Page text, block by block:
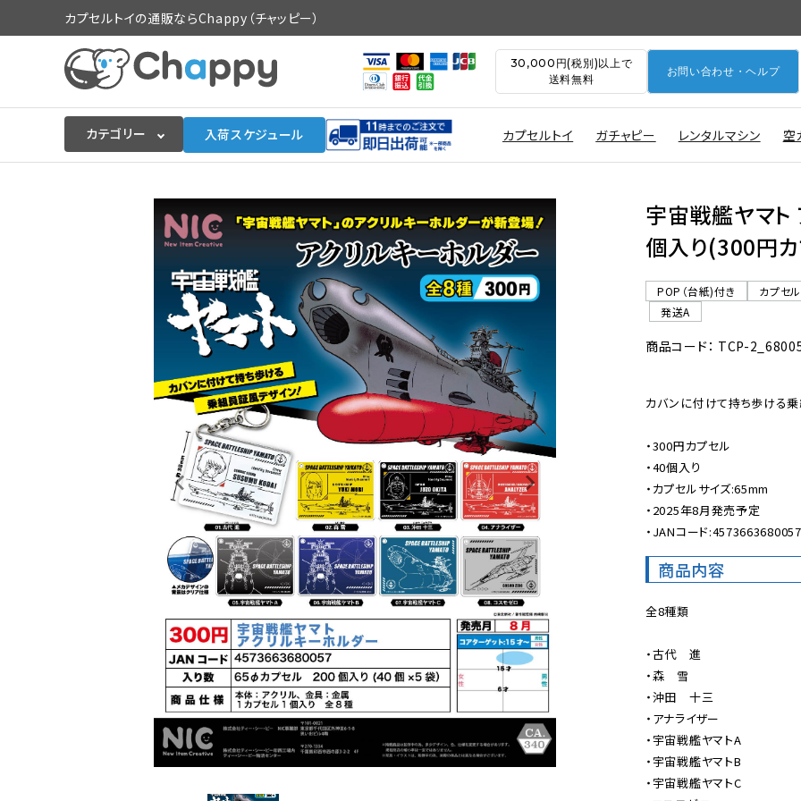
カプセルトイの通販ならChappy（チャッピー）
30,000円(税別)以上で
送料無料
お問い合わせ・ヘルプ
カテゴリー 入荷スケジュール カプセルトイ ガチャピー レンタルマシン 空
入荷スケジュールをチェック
カプセルトイマシン本体
販促用空カプセル
よくあるご質問
ご利用ガイド
06-6282-7659
宇宙戦艦ヤマト
個入り(300円
POP（台紙)付き
カプセ
発送A
商品コード： TCP-
カバンに付けて持ち歩ける乗
・300円カプセル
・40個入り
・カプセルサイズ:65mm
・2025年8月発売予定
・JANコード:4573663680057
商品内容
全8種類
・古代　進
・森　雪
・沖田　十三
・アナライザー
・宇宙戦艦ヤマトA
・宇宙戦艦ヤマトB
・宇宙戦艦ヤマトC